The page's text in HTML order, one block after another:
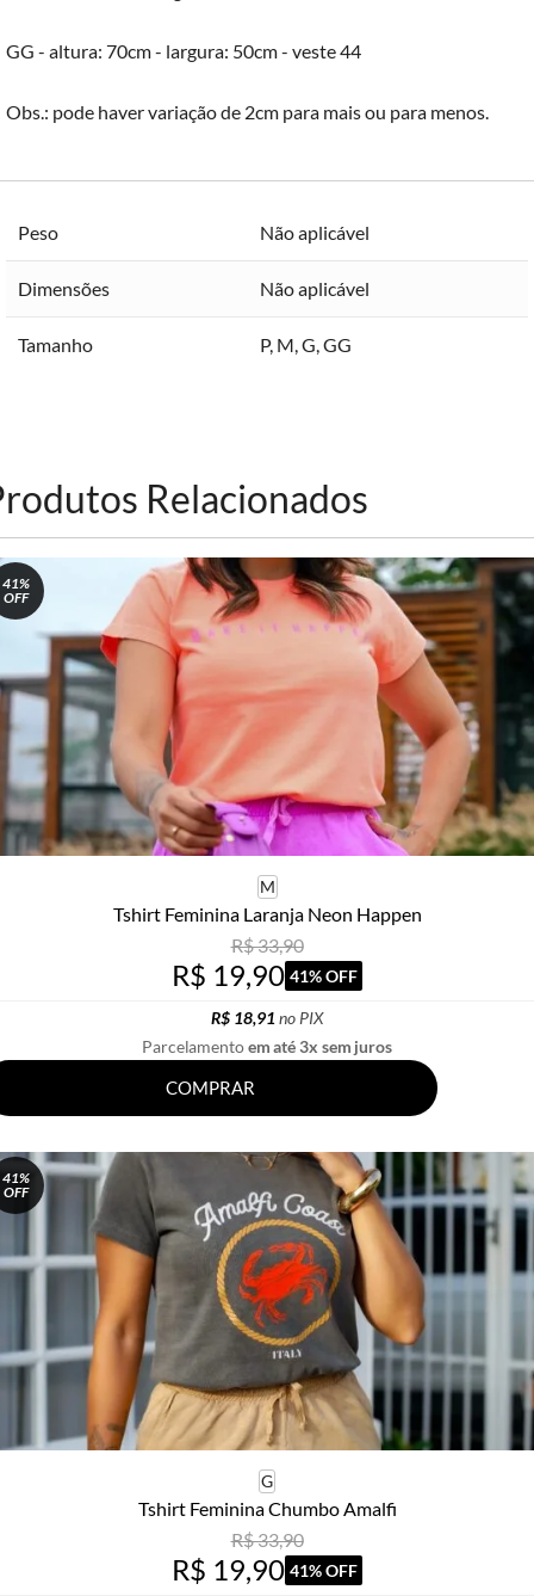
GG - altura: 70cm - largura: 50cm - veste 44
Obs.: pode haver variação de 2cm para mais ou para menos.
Peso Não aplicável
Dimensões Não aplicável
Tamanho P, M G GG
Relacionados
41%
OFF
M
Tshirt Feminina Laranja Neon Happen
R$ 33,90
R$ 19,90 41% OFF
R$ 18,91 no PIX
Parcelamentoem até 3x sem juros
COMPRAR
41%
OFF
G
Tshirt Feminina Chumbo Amalfi
R$ 33,90
R$ 19,90 41% OFF